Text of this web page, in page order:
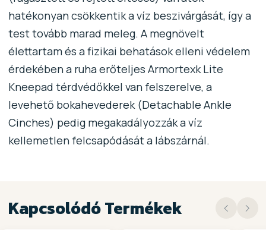
hatékonyan csökkentik a víz beszivárgását, így a
test tovább marad meleg. A megnövelt
élettartam és a fizikai behatások elleni védelem
érdekében a ruha erőteljes Armortexk Lite
Kneepad térdvédőkkel van felszerelve, a
levehető bokahevederek (Detachable Ankle
Cinches) pedig megakadályozzák a víz
kellemetlen felcsapódását a lábszárnál.
Kapcsolódó Termékek